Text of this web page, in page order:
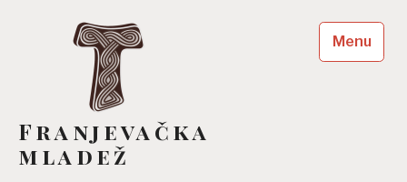
Franjevačka
mladež
Menu